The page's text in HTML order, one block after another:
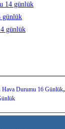
14 günlük
günlük
günlük
Hava Durumu 16 Günlük,